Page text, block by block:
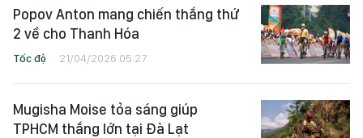
Popov Anton mang chiến thắng thứ
2 về cho Thanh Hóa
Tốc độ 21/04/2026 05:27
Mugisha Moise tỏa sáng giúp
TPHCM thắng lớn tại Đà Lạt